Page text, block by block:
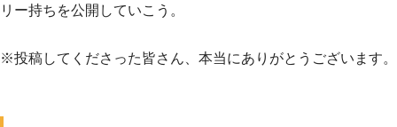
リー持ちを公開していこう。
※投稿してくださった皆さん、本当にありがとうございます。